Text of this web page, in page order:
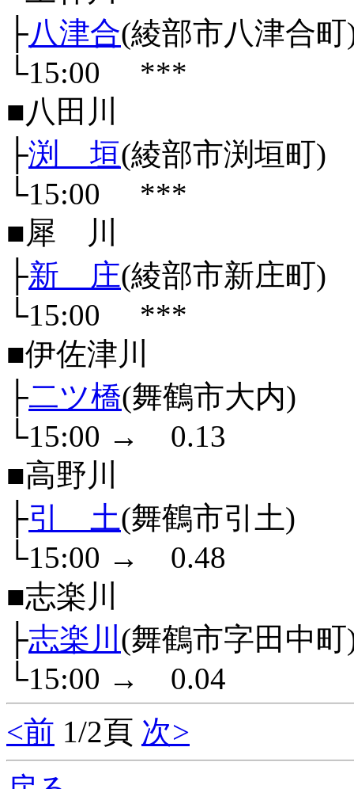
├八津合(綾部市八津合町
└15:00
***
■八田川
├渕 垣(綾部市渕垣町)
└15:00
***
■犀 川
├新 庄(綾部市新庄町)
└15:00
***
■伊佐津川
├二ツ橋(舞鶴市大内)
└15:00 →
0.13
■高野川
├引 土(舞鶴市引土)
└15:00 →
0.48
■志楽川
├志楽川 (舞鶴市字田中町
└15:00 →
0.04
<前 1/2頁 次>